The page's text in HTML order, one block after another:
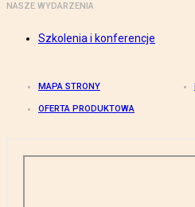
NASZE WYDARZENIA
Szkolenia i konferencje
MAPA STRONY
OFERTA PRODUKTOWA